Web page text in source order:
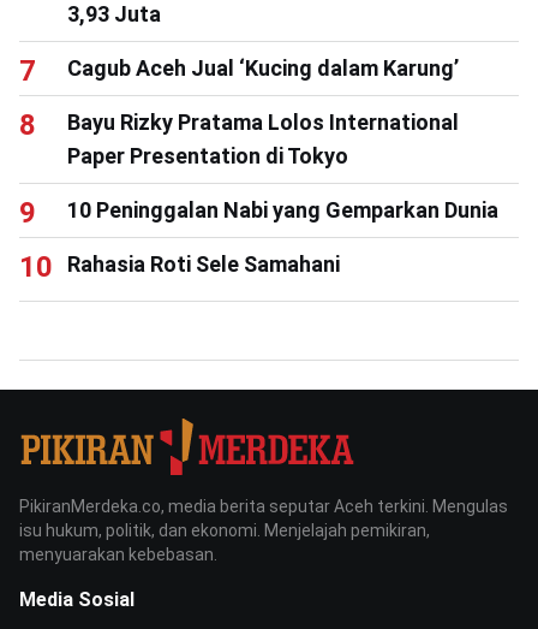
3,93 Juta
Cagub Aceh Jual ‘Kucing dalam Karung’
Bayu Rizky Pratama Lolos International
Paper Presentation di Tokyo
10 Peninggalan Nabi yang Gemparkan Dunia
Rahasia Roti Sele Samahani
PikiranMerdeka.co, media berita seputar Aceh terkini. Mengulas
isu hukum, politik, dan ekonomi. Menjelajah pemikiran,
menyuarakan kebebasan.
Media Sosial